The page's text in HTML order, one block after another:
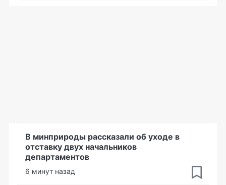
В минприроды рассказали об уходе в
отставку двух начальников
департаментов
6 минут назад